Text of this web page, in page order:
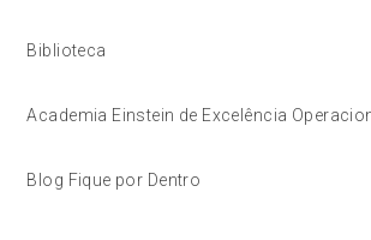
Biblioteca
Academia Einstein de Excelência
Blog Fique por Dentro